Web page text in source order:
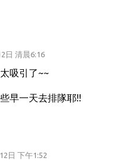
日 清晨6:16
吸引了~~
早一天去排隊耶!!
日 下午1:52